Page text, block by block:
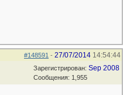
#148591 - 27/07/2014 14:54:44
Зарегистрирован: Sep 2008
Сообщения: 1,955